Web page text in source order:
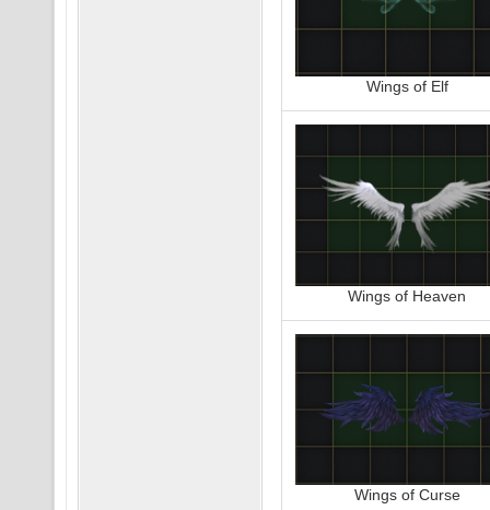
Wings of Elf
Wings of Heaven
Wings of Curse